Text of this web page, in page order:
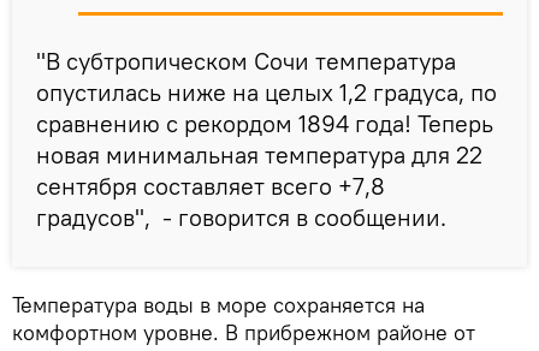
"В субтропическом Сочи температура
опустилась ниже на целых 1,2 градуса, по
сравнению с рекордом 1894 года! Теперь
новая минимальная температура для 22
сентября составляет всего +7,8
градусов", - говорится в сообщении.
Температура воды в море сохраняется на
комфортном уровне. В прибрежном районе от